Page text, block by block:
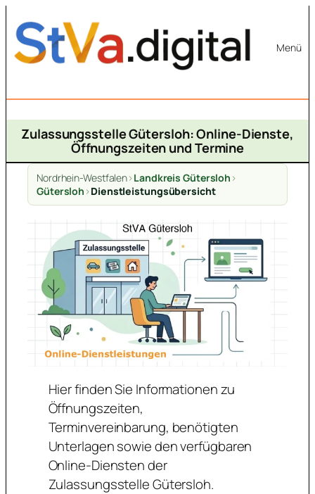
Inhalt
springen
Menü
Zulassungsstelle Gütersloh: Online-Dienste,
Öffnungszeiten und Termine
Nordrhein-Westfalen>Landkreis Gütersloh >
Gütersloh >Dienstleistungsübersicht
Hier finden Sie Informationen zu
Öffnungszeiten,
Terminvereinbarung, benötigten
Unterlagen sowie den verfügbaren
Online-Diensten der
Zulassungsstelle Gütersloh.